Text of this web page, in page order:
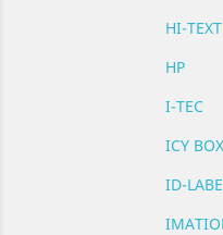
HI-TEXT
HP
I-TEC
ICY BOX
ID-